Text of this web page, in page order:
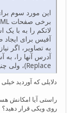
این مورد سوم
به تصاویر، اگر
Replace)‌، ولی چنین کاری در آفیس کلی مشقت دارد
دلایلی که آوردید
راستی آیا امکانش
روی ویکی قرار دهید؟